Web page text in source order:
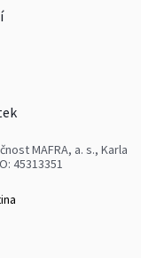
MAFRA, a. s., Karla
45313351